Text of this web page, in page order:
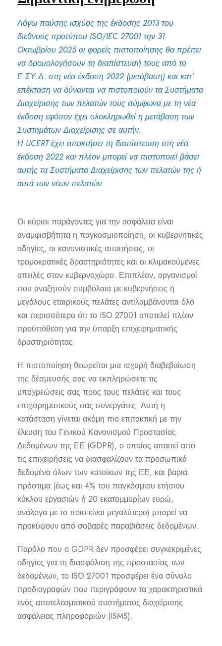
Λόγω παύσης ισχύος της έκδοσης 2013 του
διεθνούς προτύπου ISO/IEC 27001 την 31
Οκτωβρίου 2025 οι φορείς πιστοποίησης θα πρέπει
να δρομολογήσουν τη διαπίστευσή τους από το
Ε.ΣΥ.Δ. στη νέα έκδοση 2022 (μετάβαση) και κατ’
επέκταση να δύνανται να πιστοποιούν τα Συστήματα
Διαχείρισης των πελατών τους σύμφωνα με τη νέα
έκδοση εφόσον έχει ολοκληρωθεί η μετάβαση των
Συστημάτων Διαχείρισης σε αυτήν.
Η UCERT έχει αποκτήσει τη διαπίστευση στη νέα
έκδοση 2022 και πλέον μπορεί να πιστοποιεί βάσει
αυτής τα Συστήματα Διαχείρισης των πελατών της ή
αυτά των νέων πελατών.
Οι κύριοι παράγοντες για την ασφάλεια είναι
αναμφισβήτητα η παγκοσμιοποίηση, οι κυβερνητικές
οδηγίες, οι κανονιστικές απαιτήσεις, οι
τρομοκρατικές δραστηριότητες και οι κλιμακούμενες
απειλές στον κυβερνοχώρο. Επιπλέον, οργανισμοί
που αναζητούν συμβόλαια με κυβερνήσεις ή
μεγάλους εταιρικούς πελάτες αντιλαμβάνονται όλο
και περισσότερο ότι το ISO 27001 αποτελεί πλέον
προϋπόθεση για την ύπαρξη επιχειρηματικής
δραστηριότητας.
Η πιστοποίηση θεωρείται μια ισχυρή διαβεβαίωση
της δέσμευσής σας να εκπληρώσετε τις
υποχρεώσεις σας προς τους πελάτες και τους
επιχειρηματικούς σας συνεργάτες. Αυτή η
κατάσταση γίνεται ακόμη πιο επιτακτική με την
έλευση του Γενικού Κανονισμού Προστασίας
Δεδομένων της ΕΕ (GDPR), ο οποίος απαιτεί από
τις επιχειρήσεις να διασφαλίζουν τα προσωπικά
δεδομένα όλων των κατοίκων της ΕΕ, και βαριά
πρόστιμα (έως και 4% του παγκόσμιου ετήσιου
κύκλου εργασιών ή 20 εκατομμυρίων ευρώ,
ανάλογα με το ποιο είναι μεγαλύτερο) μπορεί να
προκύψουν από σοβαρές παραβιάσεις δεδομένων.
Παρόλο που ο GDPR δεν προσφέρει συγκεκριμένες
οδηγίες για τη διασφάλιση της προστασίας των
δεδομένων, το ISO 27001 προσφέρει ένα σύνολο
προδιαγραφών που περιγράφουν τα χαρακτηριστικά
ενός αποτελεσματικού συστήματος διαχείρισης
ασφάλειας πληροφοριών (ISMS).